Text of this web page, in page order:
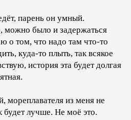
парень он умный.
можно было и задержаться
о том, что надо там что-то
куда-то плыть, так всякое
история эта будет долгая
мореплавателя из меня не
лучше. Не моё это.